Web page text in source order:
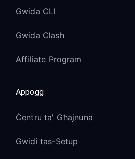
Gwida CLI
Gwida Clash
Affiliate Program
Appoġġ
Ċentru ta' Għajnuna
Gwidi tas-Setup